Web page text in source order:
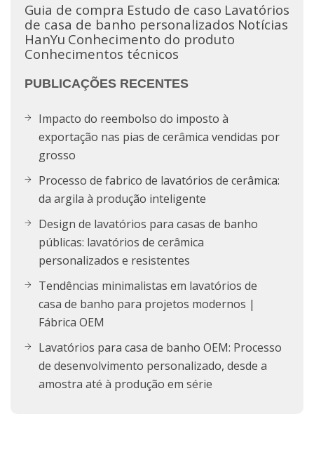
Guia de compra Estudo de caso Lavatórios
de casa de banho personalizados Notícias
HanYu Conhecimento do produto
Conhecimentos técnicos
PUBLICAÇÕES RECENTES
Impacto do reembolso do imposto à
exportação nas pias de cerâmica vendidas por
grosso
Processo de fabrico de lavatórios de cerâmica:
da argila à produção inteligente
Design de lavatórios para casas de banho
públicas: lavatórios de cerâmica
personalizados e resistentes
Tendências minimalistas em lavatórios de
casa de banho para projetos modernos |
Fábrica OEM
Lavatórios para casa de banho OEM: Processo
de desenvolvimento personalizado, desde a
amostra até à produção em série